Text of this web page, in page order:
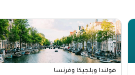
هولندا وبلجيكا وفرنسا